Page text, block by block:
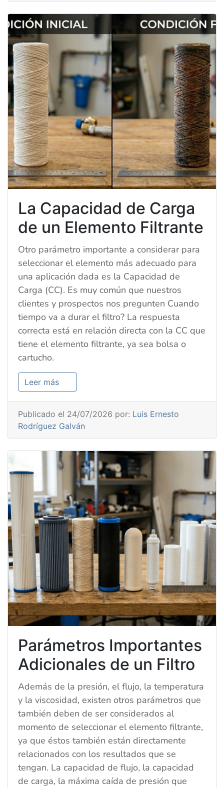
La Capacidad de Carga
de un Elemento Filtrante
Otro parámetro importante a considerar para
seleccionar el elemento más adecuado para
una aplicación dada es la Capacidad de
Carga (CC). Es muy común que nuestros
clientes y prospectos nos pregunten Cuando
tiempo va a durar el filtro? La respuesta
correcta está en relación directa con la CC que
tiene el elemento filtrante, ya sea bolsa o
cartucho.
Leer más
Publicado el 24/07/2026 por: Luis Ernesto
Rodríguez Galván
Parámetros Importantes
Adicionales de un Filtro
Además de la presión, el flujo, la temperatura
y la viscosidad, existen otros parámetros que
también deben de ser considerados al
momento de seleccionar el elemento filtrante,
ya que éstos también están directamente
relacionados con los resultados que se
tengan. La capacidad de flujo, la capacidad
de carga, la máxima caída de presión que